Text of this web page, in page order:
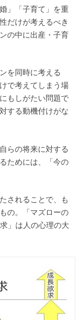
」「子育て」を重
だけが考えるべき
の中に出産・子育
を同時に考える
で考えてしまう場
もしがたい問題で
する動機付けがな
らの将来に対する
ためには、「今の
されることで、も
の。「マズローの
」は人の心理の大